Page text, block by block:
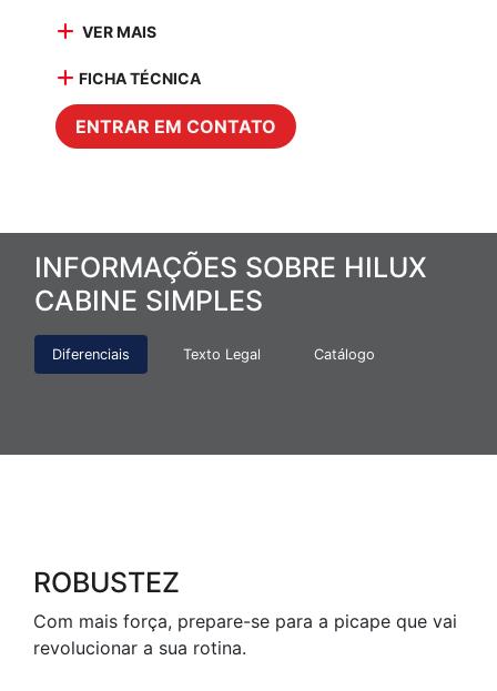
VER MAIS
FICHA TÉCNICA
ENTRAR EM CONTATO
INFORMAÇÕES SOBRE HILUX
CABINE SIMPLES
Diferenciais Texto Legal Catálogo
ROBUSTEZ
Com mais força, prepare-se para a picape que vai
revolucionar a sua rotina.